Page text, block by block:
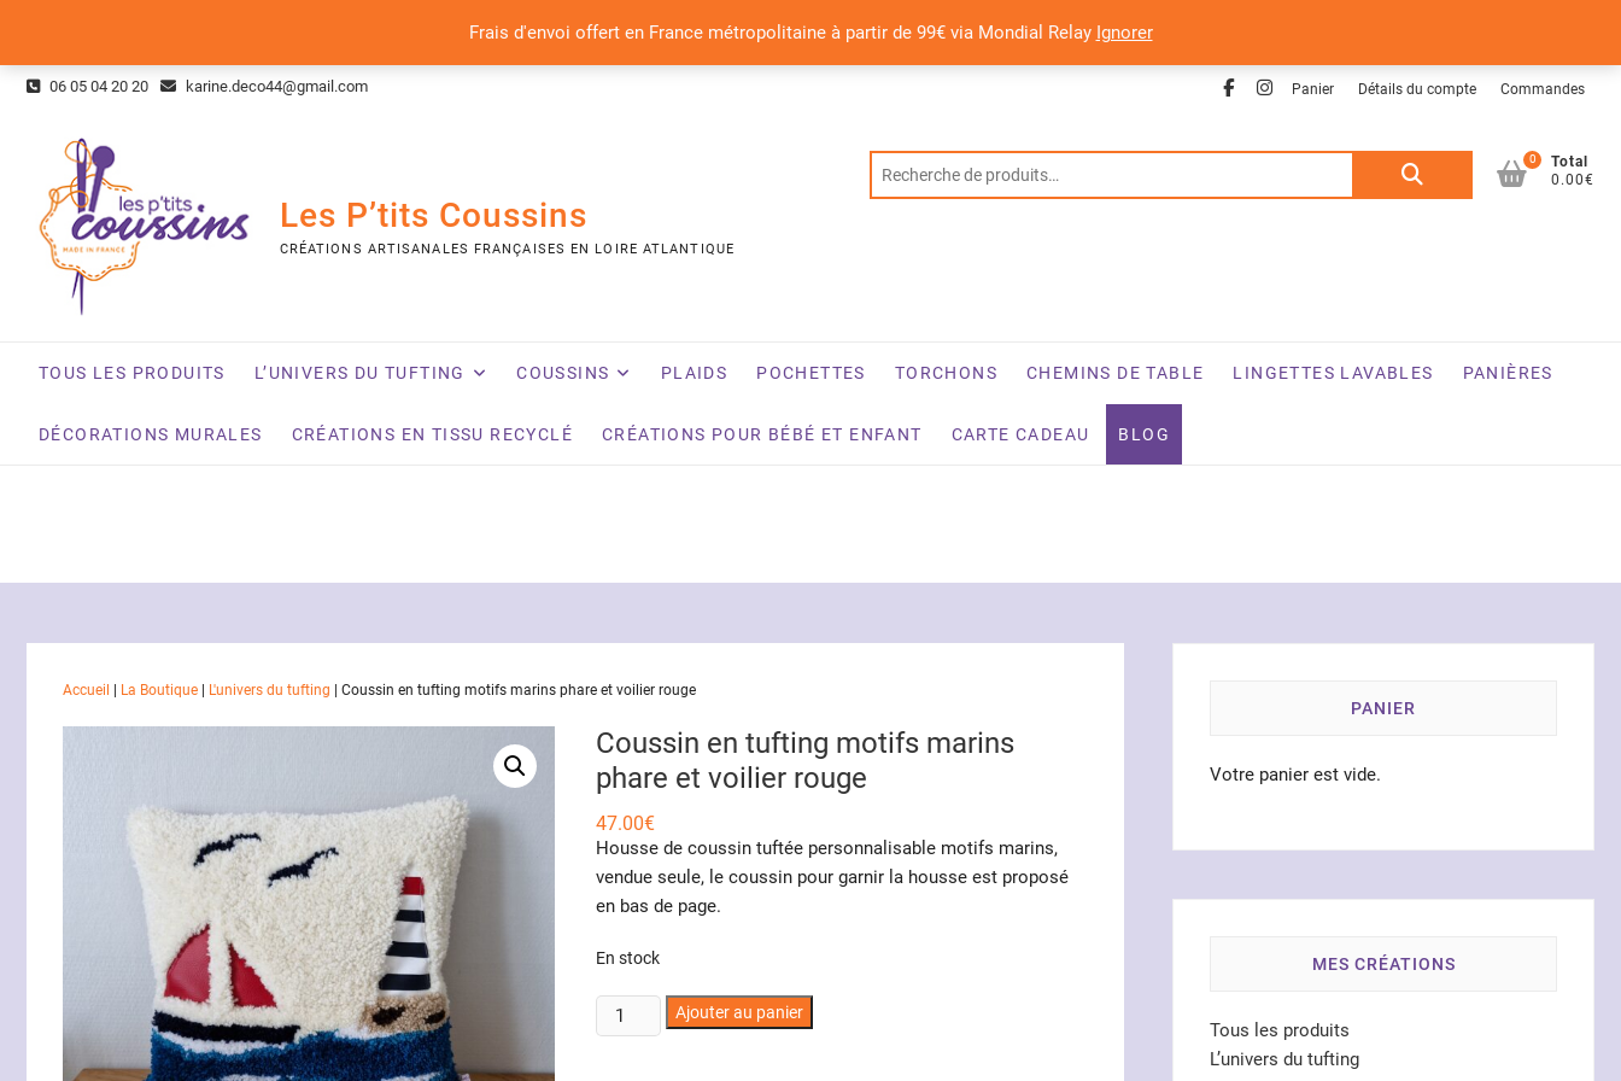
Frais d'envoi offert en France métropolitaine à partir de 99€ via Mondial Relay Ignorer
Skip
06 05 04 20 20 karine.deco44@gmail.com Facebook
Instagram
Panier Détails du compte Commandes
Les P’tits Coussins
CRÉATIONS ARTISANALES FRANÇAISES EN LOIRE ATLANTIQUE
Recherche
0
Total
0.00€
TOUS LES PRODUITS L’UNIVERS DU TUFTING COUSSINS PLAIDS POCHETTES TORCHONS CHEMINS DE TABLE LINGETTES LAVABLES PANIÈRES
DÉCORATIONS MURALES CRÉATIONS EN TISSU RECYCLÉ CRÉATIONS POUR BÉBÉ ET ENFANT CARTE CADEAU BLOG
Accueil La Boutique L'univers du tufting Coussin en tufting motifs marins phare et voilier rouge
Coussin en tufting motifs marins
phare et voilier rouge
47.00€
Housse de coussin tuftée personnalisable motifs marins,
vendue seule, le coussin pour garnir la housse est proposé
en bas de page.
En stock
quantité
de
Ajouter au panier
PANIER
Votre panier est vide.
MES CRÉATIONS
Tous les produits
L’univers du tufting